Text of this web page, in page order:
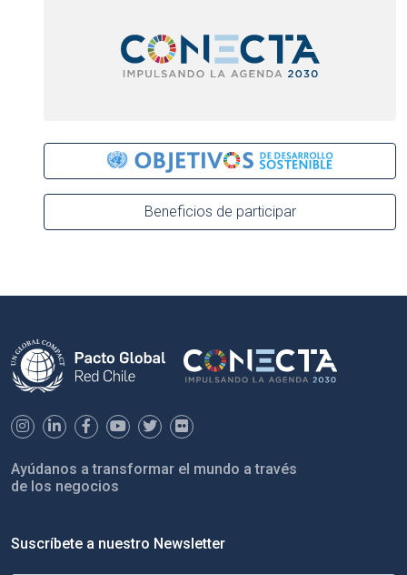
Beneficios de participar
Ayúdanos a transformar el mundo a través
de los negocios
Suscríbete a nuestro Newsletter